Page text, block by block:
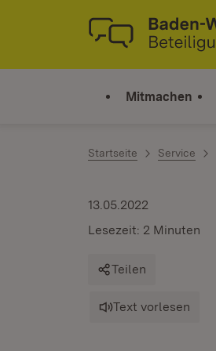
Zum Inhalt springen
Link zur Startseite
Mitmachen
Startseite Service
13.05.2022
Lesezeit: 2 Minuten
Teilen
Text vorlesen